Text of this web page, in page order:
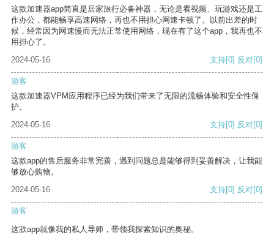
这款加速器app简直是居家旅行必备神器，无论是看视频、玩游戏还是工
作办公，都能畅享高速网络，再也不用担心网速卡顿了。以前出差的时
候，经常因为网速慢而无法正常使用网络，现在有了这个app，我再也不
用担心了。
2024-05-16
支持[0] 反对[0]
游客
这款加速器VPM应用程序已经为我们带来了无限的流畅体验和安全性保
护。
2024-05-16
支持[0] 反对[0]
游客
这款app的售后服务非常完善，遇到问题总是能够得到妥善解决，让我能
够放心购物。
2024-05-16
支持[0] 反对[0]
游客
这款app就像我的私人导师，带领我探索知识的奥秘。